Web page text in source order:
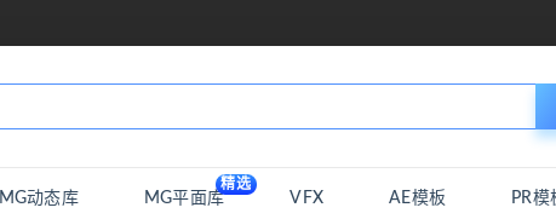
MG动态库 MG平面库
精选
VFX AE模板 PR模